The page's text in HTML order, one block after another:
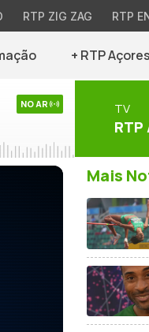
RTP ZIG ZAG RTP
+ RTP Açores
NO AR TV
RTP
Mais